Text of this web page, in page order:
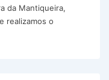
da Mantiqueira,
realizamos o